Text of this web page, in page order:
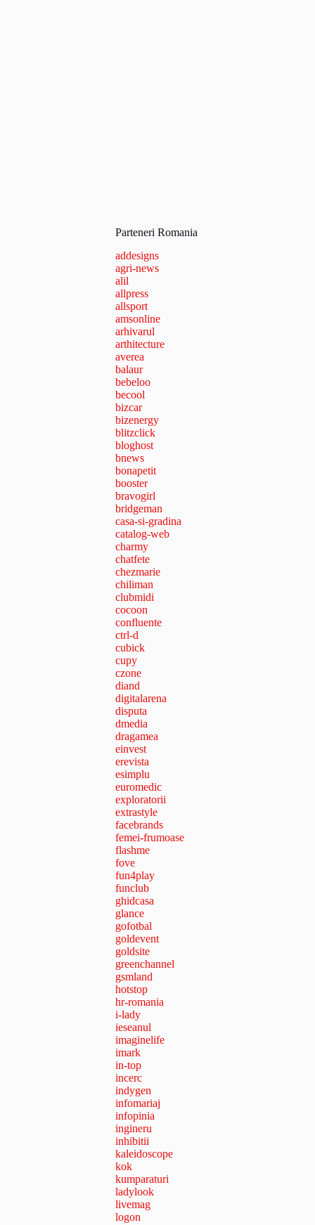
Parteneri Romania
addesigns
agri-news
alil
allpress
allsport
amsonline
arhivarul
arthitecture
averea
balaur
bebeloo
becool
bizcar
bizenergy
blitzclick
bloghost
bnews
bonapetit
booster
bravogirl
bridgeman
casa-si-gradina
catalog-web
charmy
chatfete
chezmarie
chiliman
clubmidi
cocoon
confluente
ctrl-d
cubick
cupy
czone
diand
digitalarena
disputa
dmedia
dragamea
einvest
erevista
esimplu
euromedic
exploratorii
extrastyle
facebrands
femei-frumoase
flashme
fove
fun4play
funclub
ghidcasa
glance
gofotbal
goldevent
goldsite
greenchannel
gsmland
hotstop
hr-romania
i-lady
ieseanul
imaginelife
imark
in-top
incerc
indygen
infomariaj
infopinia
ingineru
inhibitii
kaleidoscope
kok
kumparaturi
ladylook
livemag
logon